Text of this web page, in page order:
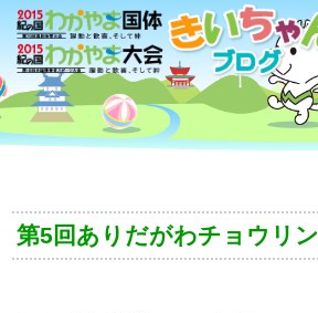
第5回ありだがわチョウリ